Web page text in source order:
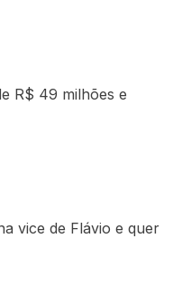
R$ 49 milhões e
vice de Flávio e quer